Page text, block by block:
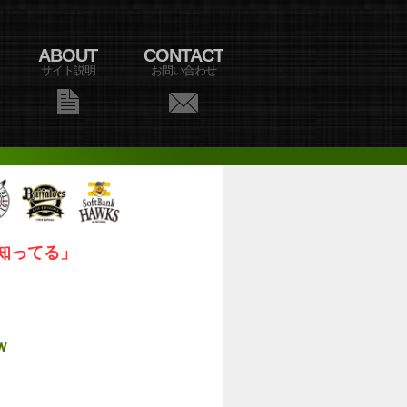
ABOUT
サイト説明
CONTACT
お問い合わせ
てる」